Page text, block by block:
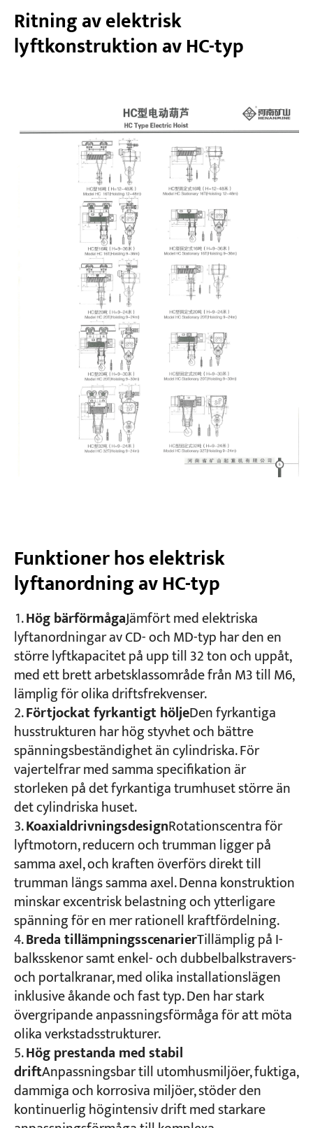
Ritning av elektrisk
lyftkonstruktion av HC-typ
Funktioner hos elektrisk
lyftanordning av HC-typ
Hög bärförmågaJämfört med elektriska
lyftanordningar av CD- och MD-typ har den en
större lyftkapacitet på upp till 32 ton och uppåt,
med ett brett arbetsklassområde från M3 till M6,
lämplig för olika driftsfrekvenser.
Förtjockat fyrkantigt höljeDen fyrkantiga
husstrukturen har hög styvhet och bättre
spänningsbeständighet än cylindriska. För
vajertelfrar med samma specifikation är
storleken på det fyrkantiga trumhuset större än
det cylindriska huset.
KoaxialdrivningsdesignRotationscentra för
lyftmotorn, reducern och trumman ligger på
samma axel, och kraften överförs direkt till
trumman längs samma axel. Denna konstruktion
minskar excentrisk belastning och ytterligare
spänning för en mer rationell kraftfördelning.
Breda tillämpningsscenarierTillämplig på I-
balksskenor samt enkel- och dubbelbalkstravers-
och portalkranar, med olika installationslägen
inklusive åkande och fast typ. Den har stark
övergripande anpassningsförmåga för att möta
olika verkstadsstrukturer.
Hög prestanda med stabil
driftAnpassningsbar till utomhusmiljöer, fuktiga,
dammiga och korrosiva miljöer, stöder den
kontinuerlig högintensiv drift med starkare